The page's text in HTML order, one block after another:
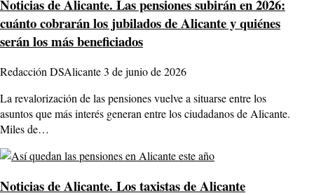
Noticias de Alicante. Las pensiones subirán en 2026:
cuánto cobrarán los jubilados de Alicante y quiénes
serán los más beneficiados
Redacción DSAlicante3 de junio de 2026
La revalorización de las pensiones vuelve a situarse entre los
asuntos que más interés generan entre los ciudadanos de Alicante.
Miles de…
Noticias de Alicante. Los taxistas de Alicante